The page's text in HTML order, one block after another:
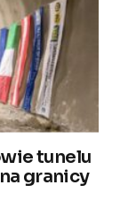
tunelu
granicy